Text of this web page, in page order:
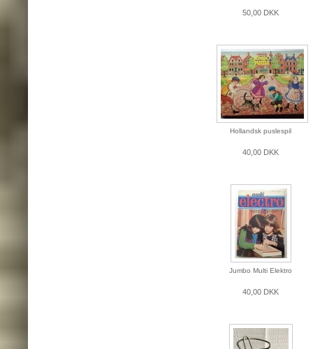
50,00 DKK
Hollandsk puslespil
40,00 DKK
Jumbo Multi Elektro
40,00 DKK